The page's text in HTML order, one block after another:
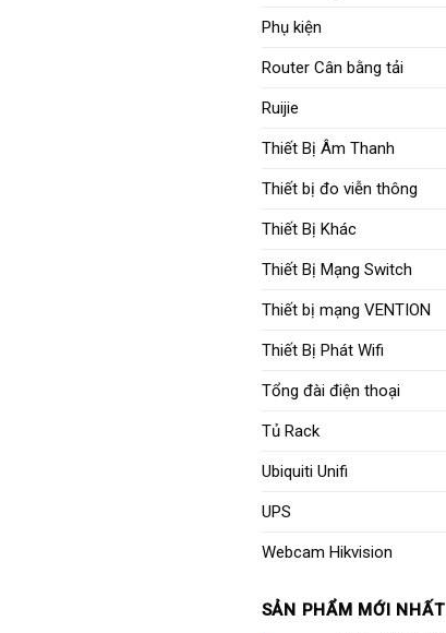
Phụ kiện
Router Cân bằng tải
Ruijie
Thiết Bị Âm Thanh
Thiết bị đo viễn thông
Thiết Bị Khác
Thiết Bị Mạng Switch
Thiết bị mạng VENTION
Thiết Bị Phát Wifi
Tổng đài điện thoại
Tủ Rack
Ubiquiti Unifi
UPS
Webcam Hikvision
SẢN PHẨM MỚI NHẤT